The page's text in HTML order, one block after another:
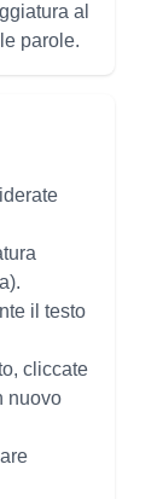
al
parole.
il testo
cliccate
nuovo